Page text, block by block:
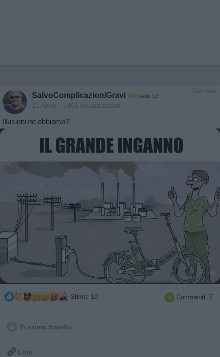
Vaccata
SalvoComplicazioniGravi livello 12
19 Aprile - 3.861 visualizzazioni
Illusioni ne abbiamo?
Stime: 10  Commenti: 7
Ti stimo fratello
 Link